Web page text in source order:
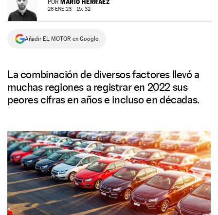
NEWSLETTER
SÍGUENOS
POR MARIO HERRÁEZ
26 ENE 23 - 15: 32
Añadir EL MOTOR en Google
La combinación de diversos factores llevó a
muchas regiones a registrar en 2022 sus
peores cifras en años e incluso en décadas.